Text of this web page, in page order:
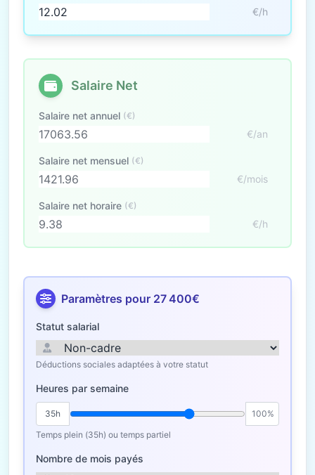
€/h
Salaire Net
Salaire net annuel (€)
€/an
Salaire net mensuel (€)
€/mois
Salaire net horaire (€)
€/h
Paramètres pour 27 400€
Statut salarial
Déductions sociales adaptées à votre statut
Heures par semaine
35h
100%
Temps plein (35h) ou temps partiel
Nombre de mois payés